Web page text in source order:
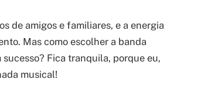
de amigos e familiares, e a energia
Mas como escolher a banda
Fica tranquila, porque eu,
musical!